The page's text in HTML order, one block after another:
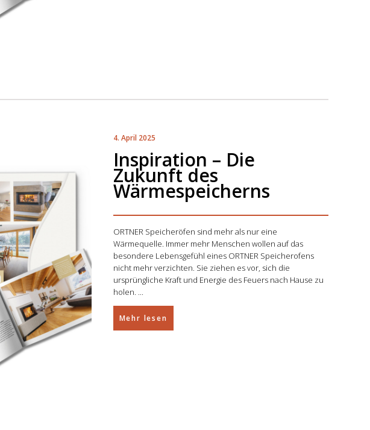
4. April 2025
Inspiration – Die
Zukunft des
Wärmespeicherns
ORTNER Speicheröfen sind mehr als nur eine
Wärmequelle. Immer mehr Menschen wollen auf das
besondere Lebensgefühl eines ORTNER Speicherofens
nicht mehr verzichten. Sie ziehen es vor, sich die
ursprüngliche Kraft und Energie des Feuers nach Hause zu
holen.
Mehr lesen